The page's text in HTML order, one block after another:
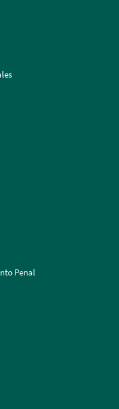
Penal